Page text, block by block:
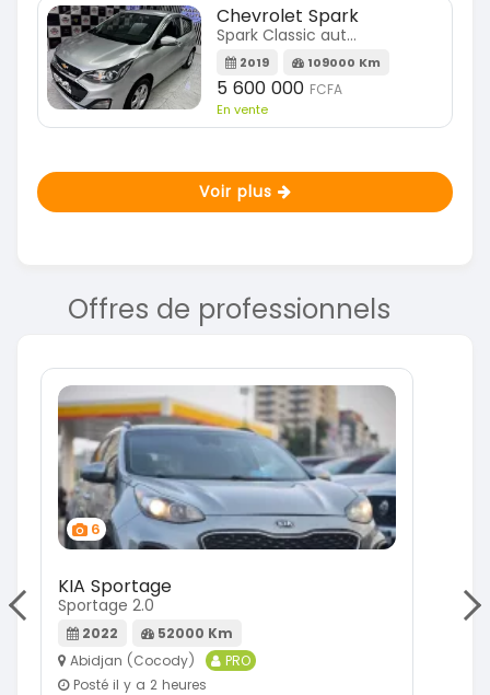
Chevrolet Spark
Spark Classic automatique
2019 109000 Km
5 600 000 FCFA
En vente
Voir plus
Offres de professionnels
6
KIA Sportage
Sportage 2.0
2022
52000 Km
Abidjan (Cocody)
PRO
Posté il y a 2 heures